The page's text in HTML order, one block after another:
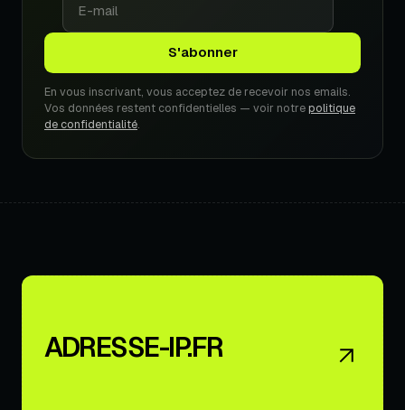
En vous inscrivant, vous acceptez de recevoir nos emails.
Vos données restent confidentielles — voir notrepolitique
de confidentialité.
ADRESSE-IP.FR